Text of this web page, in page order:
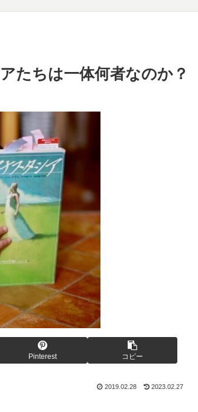
たちは一体何者なのか？
Pinterest コピー
2019.02.28 2023.02.27